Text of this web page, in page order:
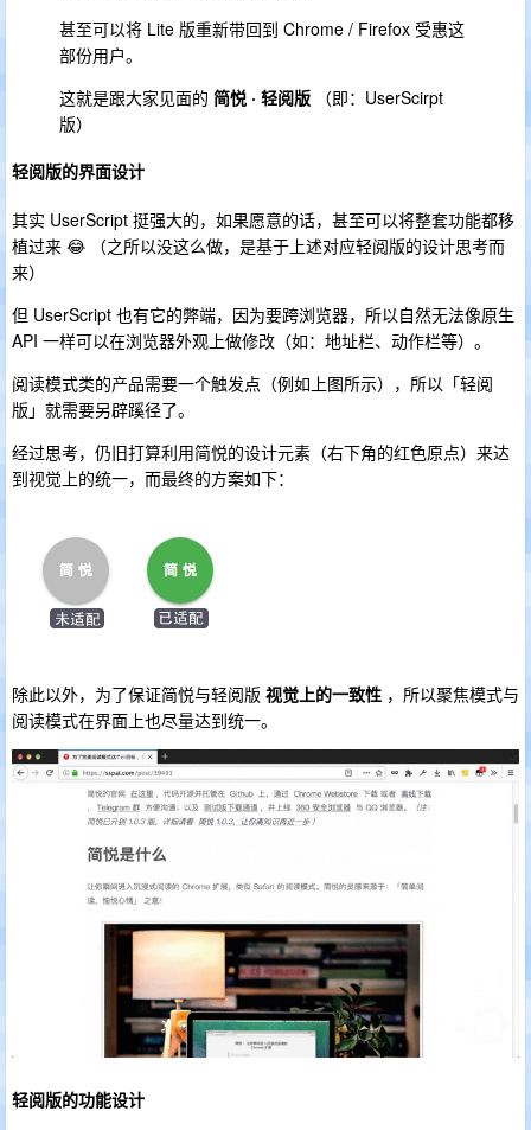
甚至可以将 Lite 版重新带回到 Chrome / Firefox 受惠这
部份用户。
这就是跟大家见面的 简悦 · 轻阅版 （即：UserScirpt
版）
轻阅版的界面设计
其实 UserScript 挺强大的，如果愿意的话，甚至可以将整套功能都移
植过来 😂 （之所以没这么做，是基于上述对应轻阅版的设计思考而
来）
但 UserScript 也有它的弊端，因为要跨浏览器，所以自然无法像原生
API 一样可以在浏览器外观上做修改（如：地址栏、动作栏等）。
阅读模式类的产品需要一个触发点（例如上图所示），所以「轻阅
版」就需要另辟蹊径了。
经过思考，仍旧打算利用简悦的设计元素（右下角的红色原点）来达
到视觉上的统一，而最终的方案如下：
除此以外，为了保证简悦与轻阅版 视觉上的一致性 ，所以聚焦模式与
阅读模式在界面上也尽量达到统一。
轻阅版的功能设计